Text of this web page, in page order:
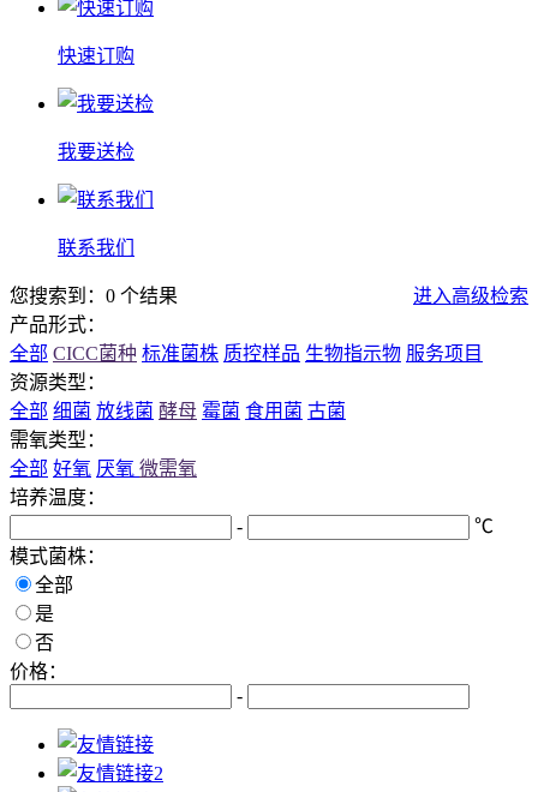
快速订购
我要送检
联系我们
您搜索到：0 个结果
进入高级检索
产品形式：
全部 CICC菌种 标准菌株 质控样品 生物指示物 服务项目
资源类型：
全部 细菌 放线菌 酵母 霉菌 食用菌 古菌
需氧类型：
全部 好氧 厌氧 微需氧
培养温度：
-
℃
模式菌株：
全部
是
否
价格：
-